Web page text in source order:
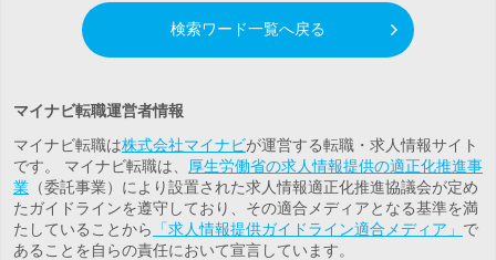
検索ワード一覧へ戻る
マイナビ転職運営者情報
マイナビ転職は株式会社マイナビが運営する転職・求人情報サイト
です。 マイナビ転職は、
厚生労働省の求人情報提供の適正化推進事
業 （委託事業）により設置された求人情報適正化推進協議会が定め
たガイドラインを遵守しており、その適合メディアとなる基準を満
たしていることから
「求人情報提供ガイドライン適合メディア」 で
あることを自らの責任において宣言しています。